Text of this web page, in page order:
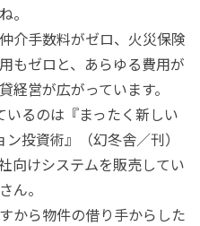
。
介手数料がゼロ、火災保険
もゼロと、あらゆる費用が
経営が広がっています。
るのは『まったく新しい
投資術』（幻冬舎／刊）
向けシステムを販売してい
ん。
から物件の借り手からした